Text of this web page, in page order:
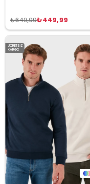
₺449,99
₺649,99
ÜCRETSIZ
KARGO